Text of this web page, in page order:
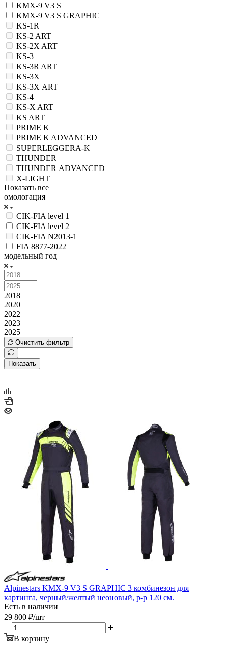
KMX-9 V3 S
KMX-9 V3 S GRAPHIC
KS-1R
KS-2 ART
KS-2X ART
KS-3
KS-3R ART
KS-3X
KS-3X ART
KS-4
KS-X ART
KS ART
PRIME K
PRIME K ADVANCED
SUPERLEGGERA-K
THUNDER
THUNDER ADVANCED
X-LIGHT
Показать все
омологация
CIK-FIA level 1
CIK-FIA level 2
CIK-FIA N2013-1
FIA 8877-2022
модельный год
2018
2020
2022
2023
2025
Очистить фильтр
Показать
Alpinestars KMX-9 V3 S GRAPHIC 3 комбинезон для
картинга, черный/желтый неоновый, р-р 120 см.
Есть в наличии
29 800 ₽/шт
В корзину